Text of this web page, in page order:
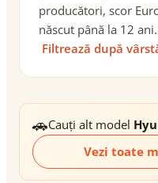
producători, scor
născut până la 12 ani.
Filtrează după
🚗Cauți alt model
Vezi toate